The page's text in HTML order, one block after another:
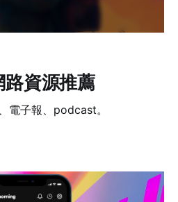
資源推薦
電子報、podcast。